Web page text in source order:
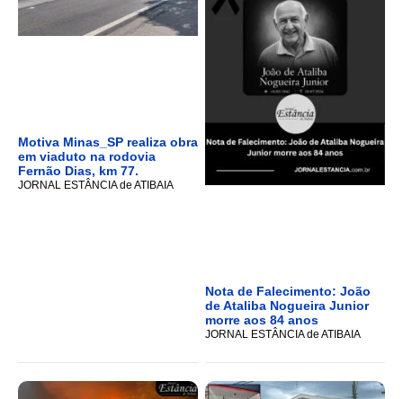
Motiva Minas_SP realiza obra
em viaduto na rodovia
Fernão Dias, km 77.
JORNAL ESTÂNCIA de ATIBAIA
Nota de Falecimento: João
de Ataliba Nogueira Junior
morre aos 84 anos
JORNAL ESTÂNCIA de ATIBAIA